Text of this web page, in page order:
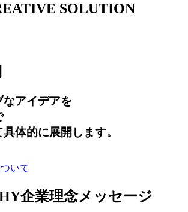
SOLUTION
なアイデアを
体的に展開します。
いて
企業理念メッセージ